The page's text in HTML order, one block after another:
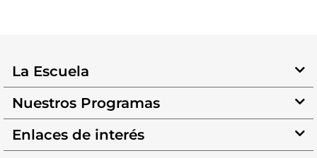
La Escuela
Nuestros Programas
Enlaces de interés